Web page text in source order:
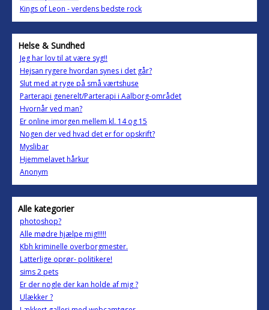
Kings of Leon - verdens bedste rock
Helse & Sundhed
Jeg har lov til at være syg!!
Hejsan rygere hvordan synes i det går?
Slut med at ryge på små værtshuse
Parterapi generelt/Parterapi i Aalborg-området
Hvornår ved man?
Er online imorgen mellem kl. 14 og 15
Nogen der ved hvad det er for opskrift?
Myslibar
Hjemmelavet hårkur
Anonym
Alle kategorier
photoshop?
Alle mødre hjælpe mig!!!!!
Kbh kriminelle overborgmester.
Latterlige oprør- politikere!
sims 2 pets
Er der nogle der kan holde af mig ?
Ulækker ?